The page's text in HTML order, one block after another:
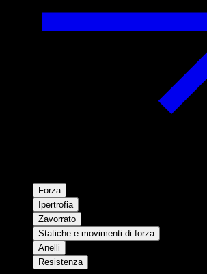
Forza
Ipertrofia
Zavorrato
Statiche e movimenti di forza
Anelli
Resistenza